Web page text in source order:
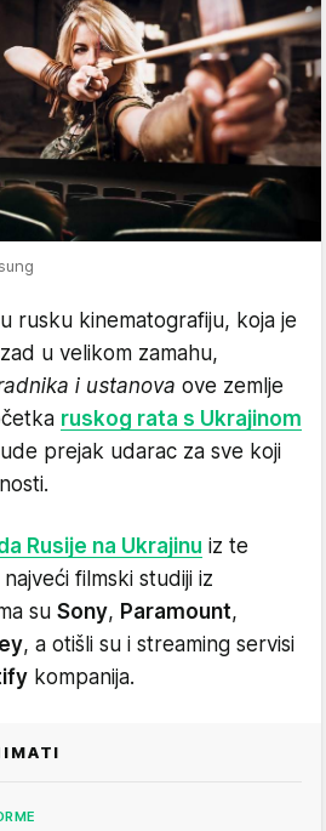
rusku kinematografiju, koja je
u velikom zamahu,
i ustanova ove zemlje
ruskog rata s Ukrajinom
prejak udarac za sve koji
Rusije na Ukrajinu iz te
filmski studiji iz
su Sony, Paramount,
, a otišli su i streaming servisi
kompanija.